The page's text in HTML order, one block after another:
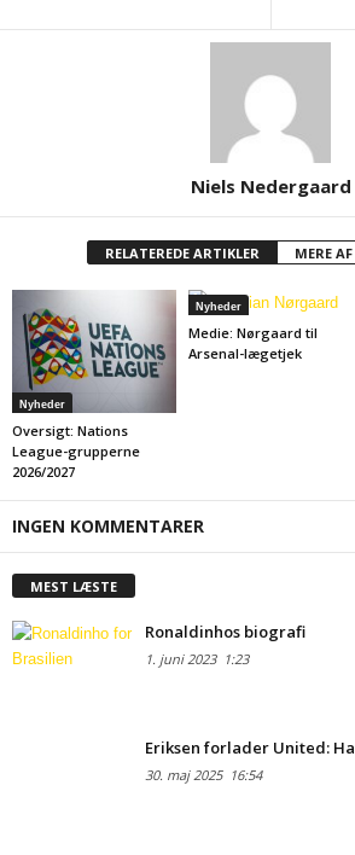
Niels Nedergaard
RELATEREDE ARTIKLER MERE
Nyheder
Oversigt: Nations
League-grupperne
2026/2027
Nyheder
Medie: Nørgaard til
Arsenal-lægetjek
INGEN KOMMENTARER
MEST LÆSTE
Ronaldinhos biografi
1. juni 20231:23
Eriksen forlader United:
30. maj 202516:54